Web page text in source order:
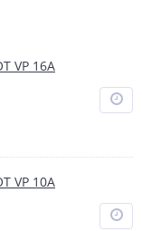
VP 16А
VP 10А